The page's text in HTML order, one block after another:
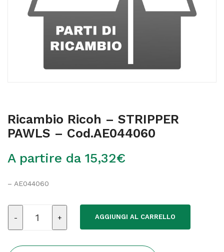
Ricambio Ricoh – STRIPPER
PAWLS – Cod.AE044060
A partire da 15,32€
– AE044060
STRIPPER
AGGIUNGI AL CARRELLO